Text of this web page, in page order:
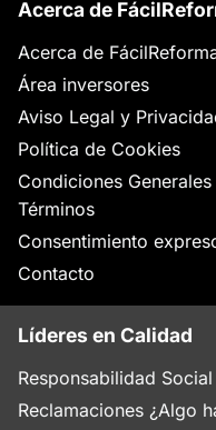
Acerca de
Acerca de
Área inversores
Aviso Legal y
Política de Cookies
Condiciones
Términos
Consentimiento
Contacto
Líderes en Calidad
Responsabilidad
Reclamaciones ¿Algo